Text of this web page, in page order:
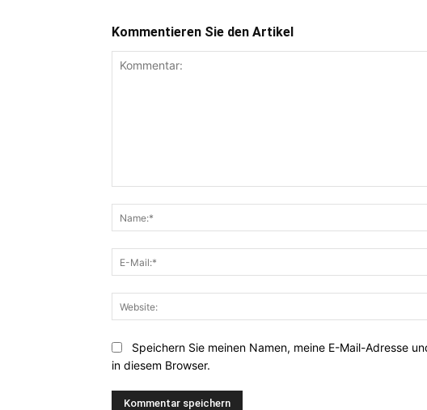
Kommentieren Sie den Artikel
Speichern Sie meinen Namen, meine E-Mail-Adresse
in diesem Browser.